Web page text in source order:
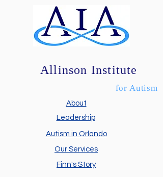
Allinson Institute
About
Leadership
Autism in Orlando
Finn's Story
Our Services
for Autism